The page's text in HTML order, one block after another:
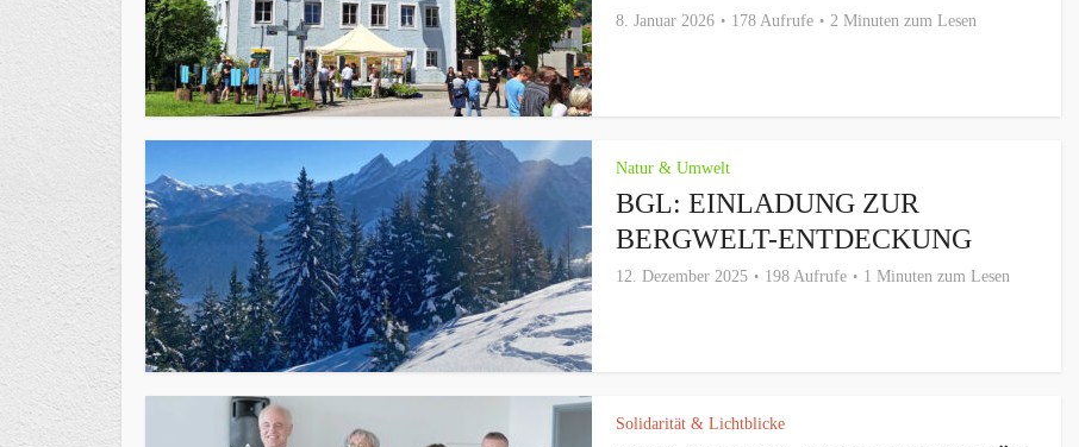
8. Januar 2026 178 Aufrufe 2 Minuten zum Lesen
Natur & Umwelt
BGL: EINLADUNG ZUR
BERGWELT-ENTDECKUNG
12. Dezember 2025 198 Aufrufe 1 Minuten zum Lesen
Solidarität & Lichtblicke